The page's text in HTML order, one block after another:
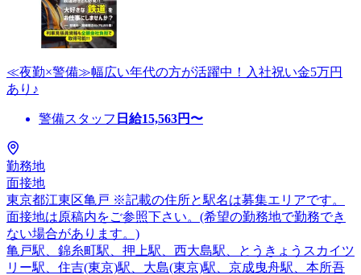
≪夜勤×警備≫幅広い年代の方が活躍中！入社祝い金5万円
あり♪
警備スタッフ 日給15,563円〜
勤務地
面接地
東京都江東区亀戸 ※記載の住所と駅名は募集エリアです。
面接地は原稿内をご参照下さい。(希望の勤務地で勤務でき
ない場合があります。)
亀戸駅、錦糸町駅、押上駅、西大島駅、とうきょうスカイツ
リー駅、住吉(東京)駅、大島(東京)駅、京成曳舟駅、本所吾